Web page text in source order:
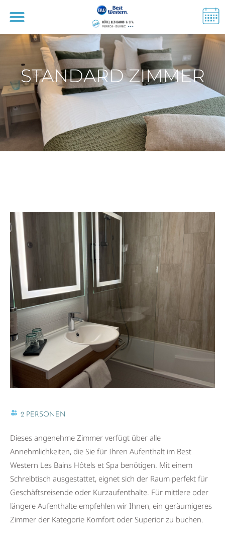
STANDARD ZIMMER
2 PERSONEN
Dieses angenehme Zimmer verfügt über alle
Annehmlichkeiten, die Sie für Ihren Aufenthalt im Best
Western Les Bains Hôtels et Spa benötigen. Mit einem
Schreibtisch ausgestattet, eignet sich der Raum perfekt für
Geschäftsreisende oder Kurzaufenthalte. Für mittlere oder
längere Aufenthalte empfehlen wir Ihnen, ein geräumigeres
Zimmer der Kategorie Komfort oder Superior zu buchen.